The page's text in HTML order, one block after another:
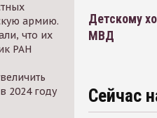
армию.
что их
РАН
2024 году
Детскому
МВД
Сейчас